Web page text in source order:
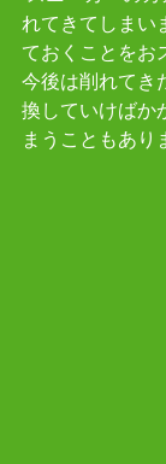
れてきてしまい
ておくことをお
今後は削れてき
換していけばか
まうこともあり